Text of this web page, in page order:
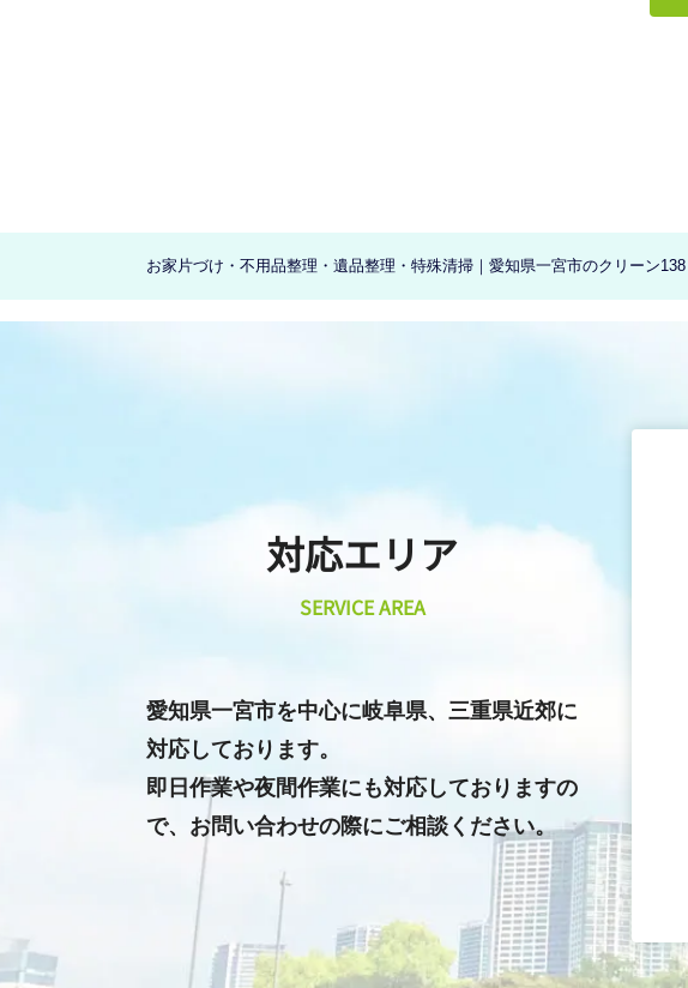
お家片づけ・不用品整理・遺品整理・特殊清掃｜愛知県一宮市のクリーン138
対応エリア
SERVICE AREA
愛知県一宮市を中心に岐阜県、三重県近郊に
対応しております。
即日作業や夜間作業にも対応しておりますの
で、お問い合わせの際にご相談ください。